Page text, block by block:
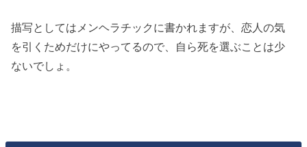
描写としてはメンヘラチックに書かれますが、恋人の気
を引くためだけにやってるので、自ら死を選ぶことは少
ないでしょ。